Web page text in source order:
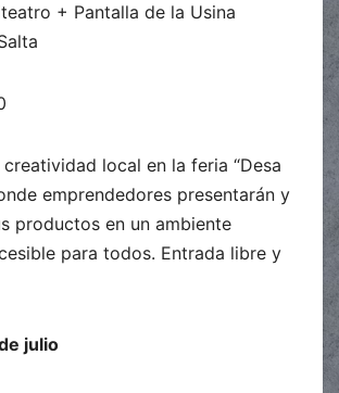
+ Pantalla de la Usina
local en la feria “Desa
emprendedores presentarán y
productos en un ambiente
para todos. Entrada libre y
julio